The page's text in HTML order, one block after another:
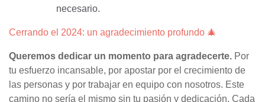
necesario.
Cerrando el 2024: un agradecimiento profundo 🎄
Queremos dedicar un momento para agradecerte. Por
tu esfuerzo incansable, por apostar por el crecimiento de
las personas y por trabajar en equipo con nosotros. Este
camino no sería el mismo sin tu pasión y dedicación. Cada